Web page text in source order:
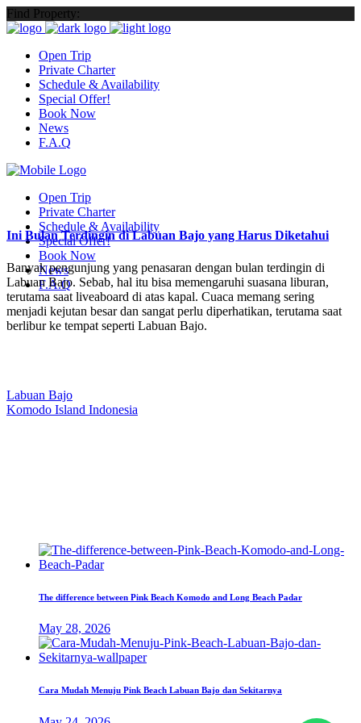
Find Property:
Open Trip
Private Charter
Schedule & Availability
Special Offer!
Book Now
News
F.A.Q
Open Trip
Private Charter
Schedule & Availability
Special Offer!
Book Now
News
F.A.Q
Ini Bulan Terdingin di Labuan Bajo yang Harus Diketahui
Banyak pengunjung yang penasaran dengan bulan terdingin di
Labuan Bajo. Sebab, hal itu bisa memengaruhi suasana liburan,
terutama saat liveaboard di atas kapal. Cuaca memang sering
menjadi kejutan besar dan sangat perlu diperhatikan, terutama saat
berlibur ke tempat seperti Labuan Bajo.
Labuan Bajo
Komodo Island Indonesia
The difference between Pink Beach Komodo and Long Beach Padar
May 28, 2026
Cara Mudah Menuju Pink Beach Labuan Bajo dan Sekitarnya